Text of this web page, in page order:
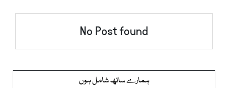
No Post found
ہمارے ساتھ شامل ہوں